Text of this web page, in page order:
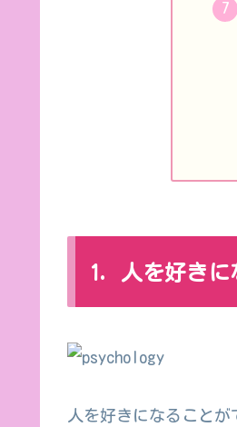
1. 人を好きに
人を好きになること